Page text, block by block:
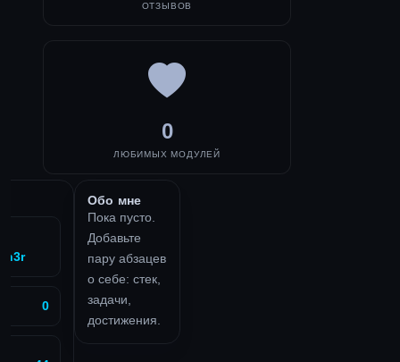
ОТЗЫВОВ
0
ЛЮБИМЫХ МОДУЛЕЙ
0
Обо мне
Пока пусто.
Добавьте
пару абзацев
о себе: стек,
задачи,
достижения.